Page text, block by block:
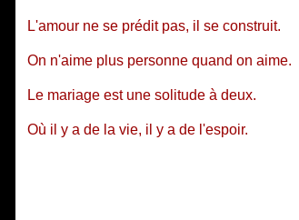
L'amour ne se prédit pas, il se construit.
On n'aime plus personne quand on aime.
Le mariage est une solitude à deux.
Où il y a de la vie, il y a de l'espoir.